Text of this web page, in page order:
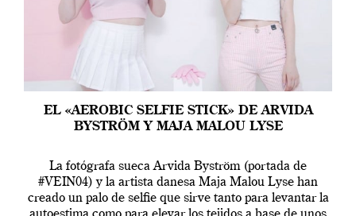
EL «AEROBIC SELFIE STICK» DE ARVIDA
BYSTRÖM Y MAJA MALOU LYSE
La fotógrafa sueca Arvida Byström (portada de
#VEIN04) y la artista danesa Maja Malou Lyse han
creado un palo de selfie que sirve tanto para levantar la